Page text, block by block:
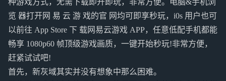
种游戏方式，无需下载即开即玩，非常方便。电脑&手机浏
览 器打开网 易 云 游 戏的官 网均可即享秒玩，i0s 用户也可
以前往 App Store 下 载网易云游戏 APP，任意低配手机都能
畅享 1080p60 帧顶级游戏画质，一键开始秒玩!非常方便，
赶紧试试吧!
首先，新灰域其实并没有想象中那么困难。